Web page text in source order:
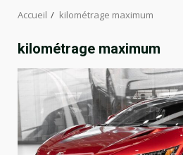
Accueil kilométrage maximum
kilométrage maximum